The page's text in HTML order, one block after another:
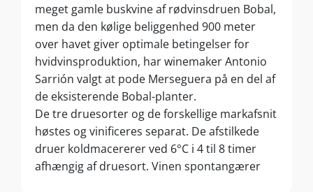
meget gamle buskvine af rødvinsdruen Bobal,
men da den kølige beliggenhed 900 meter
over havet giver optimale betingelser for
hvidvinsproduktion, har winemaker Antonio
Sarrión valgt at pode Merseguera på en del af
de eksisterende Bobal-planter.
De tre druesorter og de forskellige markafsnit
høstes og vinificeres separat. De afstilkede
druer koldmacererer ved 6°C i 4 til 8 timer
afhængig af druesort. Vinen spontangærer